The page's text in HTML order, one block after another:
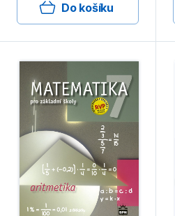
Do košíku